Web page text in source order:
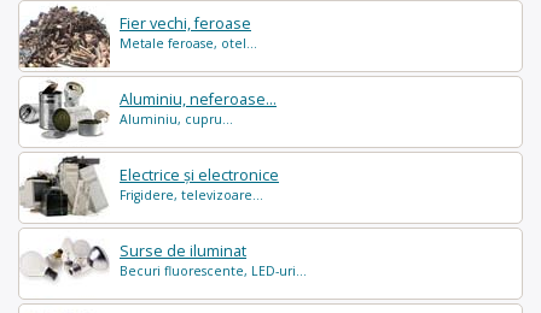
Fier vechi, feroase
Metale feroase, otel...
Aluminiu, neferoase...
Aluminiu, cupru...
Electrice și electronice
Frigidere, televizoare...
Surse de iluminat
Becuri fluorescente, LED-uri...